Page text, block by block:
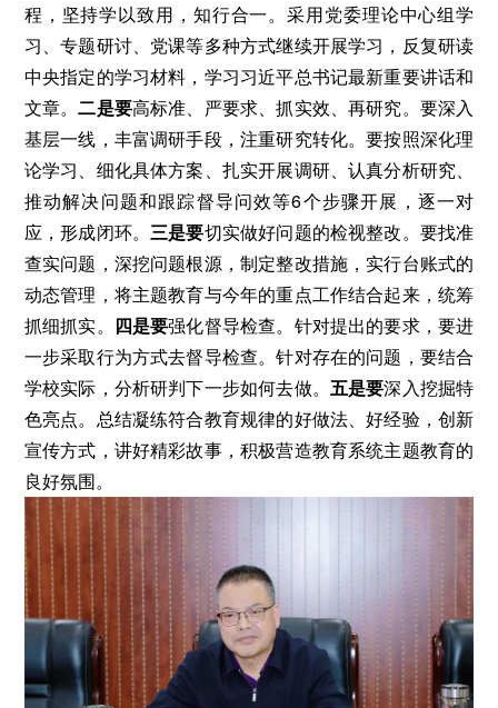
程，坚持学以致用，知行合一。采用党委理论中心组学
习、专题研讨、党课等多种方式继续开展学习，反复研读
中央指定的学习材料，学习习近平总书记最新重要讲话和
文章。二是要高标准、严要求、抓实效、再研究。要深入
基层一线，丰富调研手段，注重研究转化。要按照深化理
论学习、细化具体方案、扎实开展调研、认真分析研究、
推动解决问题和跟踪督导问效等6个步骤开展，逐一对
应，形成闭环。三是要切实做好问题的检视整改。要找准
查实问题，深挖问题根源，制定整改措施，实行台账式的
动态管理，将主题教育与今年的重点工作结合起来，统筹
抓细抓实。 四是要强化督导检查。针对提出的要求，要进
一步采取行为方式去督导检查。针对存在的问题，要结合
学校实际，分析研判下一步如何去做。 五是要深入挖掘特
色亮点。总结凝练符合教育规律的好做法、好经验，创新
宣传方式，讲好精彩故事，积极营造教育系统主题教育的
良好氛围。